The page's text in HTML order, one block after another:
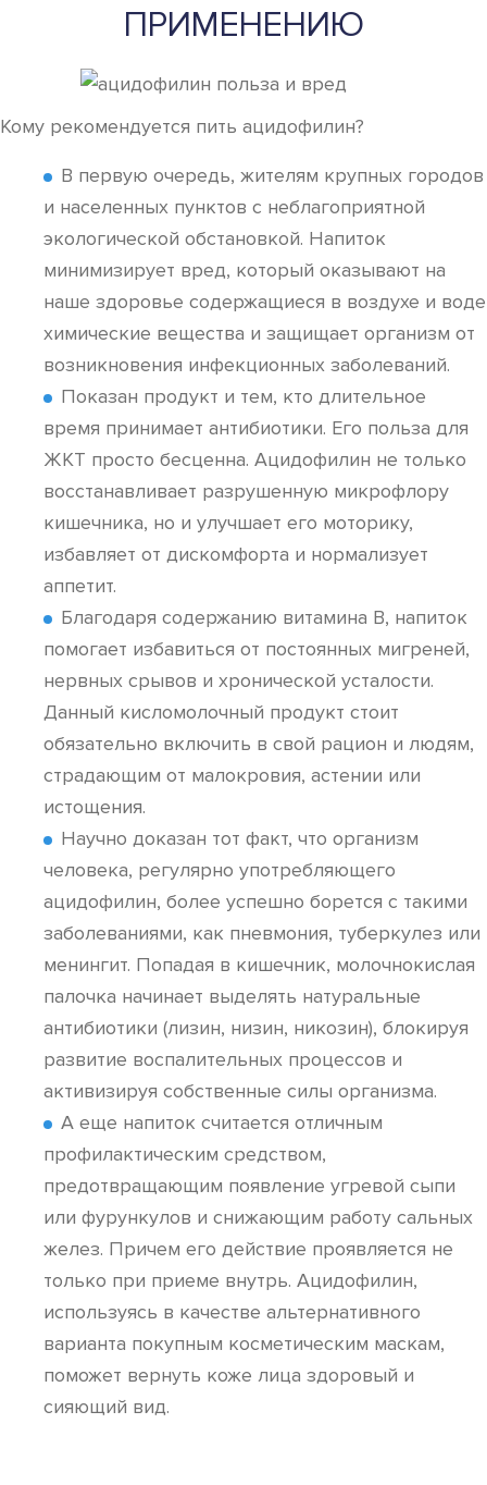
ПРИМЕНЕНИЮ
Кому рекомендуется пить ацидофилин?
В первую очередь, жителям крупных городов
и населенных пунктов с неблагоприятной
экологической обстановкой. Напиток
минимизирует вред, который оказывают на
наше здоровье содержащиеся в воздухе и воде
химические вещества и защищает организм от
возникновения инфекционных заболеваний.
Показан продукт и тем, кто длительное
время принимает антибиотики. Его польза для
ЖКТ просто бесценна. Ацидофилин не только
восстанавливает разрушенную микрофлору
кишечника, но и улучшает его моторику,
избавляет от дискомфорта и нормализует
аппетит.
Благодаря содержанию витамина В, напиток
помогает избавиться от постоянных мигреней,
нервных срывов и хронической усталости.
Данный кисломолочный продукт стоит
обязательно включить в свой рацион и людям,
страдающим от малокровия, астении или
истощения.
Научно доказан тот факт, что организм
человека, регулярно употребляющего
ацидофилин, более успешно борется с такими
заболеваниями, как пневмония, туберкулез или
менингит. Попадая в кишечник, молочнокислая
палочка начинает выделять натуральные
антибиотики (лизин, низин, никозин), блокируя
развитие воспалительных процессов и
активизируя собственные силы организма.
А еще напиток считается отличным
профилактическим средством,
предотвращающим появление угревой сыпи
или фурункулов и снижающим работу сальных
желез. Причем его действие проявляется не
только при приеме внутрь. Ацидофилин,
используясь в качестве альтернативного
варианта покупным косметическим маскам,
поможет вернуть коже лица здоровый и
сияющий вид.